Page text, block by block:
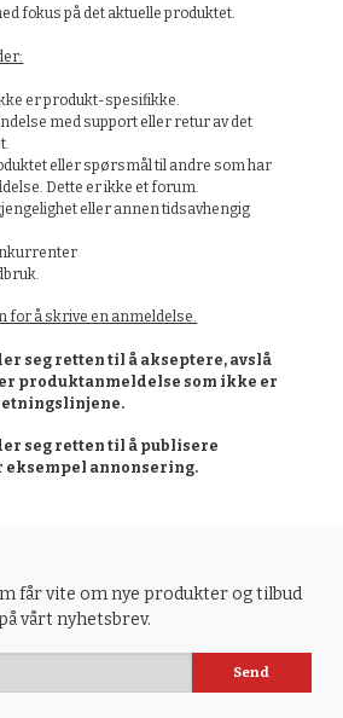
fokus på det aktuelle produktet.
er produkt-spesifikke.
med support eller retur av det
eller spørsmål til andre som har
Dette er ikke et forum.
eller annen tidsavhengig
for å skrive en anmeldelse.
seg retten til å akseptere, avslå
produktanmeldelse som ikke er
seg retten til å publisere
eksempel annonsering.
får vite om nye produkter og tilbud
vårt nyhetsbrev.